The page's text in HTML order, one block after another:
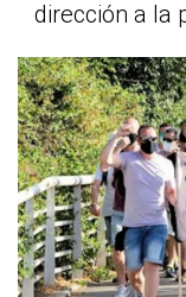
dirección a la